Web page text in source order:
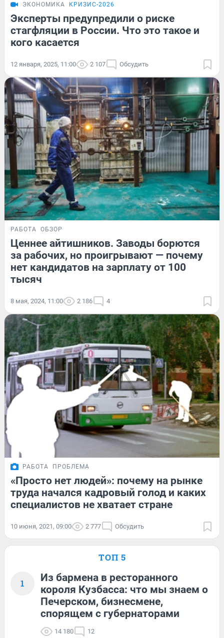
ЭКОНОМИКА КРИЗИС-2026
Эксперты предупредили о риске
стагфляции в России. Что это такое и
кого касается
12 января, 2025, 11:00 2 107 Обсудить
РАБОТА ОБЗОР
Ценнее айтишников. Заводы борются
за рабочих, но проигрывают — почему
нет кандидатов на зарплату от 100
тысяч
8 мая, 2024, 11:00 2 186 4
РАБОТА ПРОБЛЕМА
«Просто нет людей»: почему на рынке
труда начался кадровый голод и каких
специалистов не хватает стране
10 июня, 2021, 09:00 2 777 Обсудить
ТОП 5
1
Из бармена в ресторанного
короля Кузбасса: что мы знаем о
Печерском, бизнесмене,
спорящем с губернаторами
14 180 12